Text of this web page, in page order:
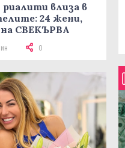
влиза в
24 жени,
СВЕКЪРВА
0